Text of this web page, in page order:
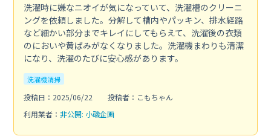
洗濯時に嫌なニオイが気になっていて、洗濯槽のクリーニ
ングを依頼しました。分解して槽内やパッキン、排水経路
など細かい部分までキレイにしてもらえて、洗濯後の衣類
のにおいや黄ばみがなくなりました。洗濯機まわりも清潔
になり、洗濯のたびに安心感があります。
洗濯機清掃
投稿日：2025/06/22
投稿者：こもちゃん
利用業者： 非公開: 小磯企画